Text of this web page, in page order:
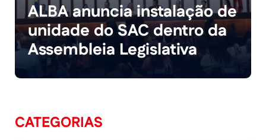
ALBA anuncia instalação de
unidade do SAC dentro da
Assembleia Legislativa
CATEGORIAS